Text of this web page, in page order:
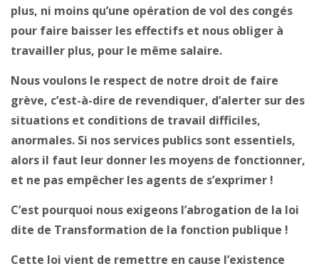
plus, ni moins qu’une opération de vol des congés
pour faire baisser les effectifs et nous obliger à
travailler plus, pour le même salaire.
Nous voulons le respect de notre droit de faire
grève, c’est-à-dire de revendiquer, d’alerter sur des
situations et conditions de travail difficiles,
anormales. Si nos services publics sont essentiels,
alors il faut leur donner les moyens de fonctionner,
et ne pas empêcher les agents de s’exprimer !
C’est pourquoi nous exigeons l’abrogation de la loi
dite de Transformation de la fonction publique !
Cette loi vient de remettre en cause l’existence